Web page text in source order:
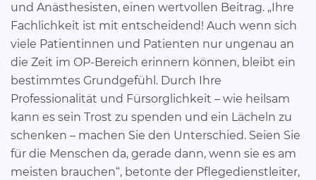
und Anästhesisten, einen wertvollen Beitrag. „Ihre
Fachlichkeit ist mit entscheidend! Auch wenn sich
viele Patientinnen und Patienten nur ungenau an
die Zeit im OP-Bereich erinnern können, bleibt ein
bestimmtes Grundgefühl. Durch Ihre
Professionalität und Fürsorglichkeit – wie heilsam
kann es sein Trost zu spenden und ein Lächeln zu
schenken – machen Sie den Unterschied. Seien Sie
für die Menschen da, gerade dann, wenn sie es am
meisten brauchen“, betonte der Pflegedienstleiter,